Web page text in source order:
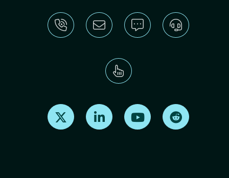
Find us on X Find us on LinkedInFind us on Youtube